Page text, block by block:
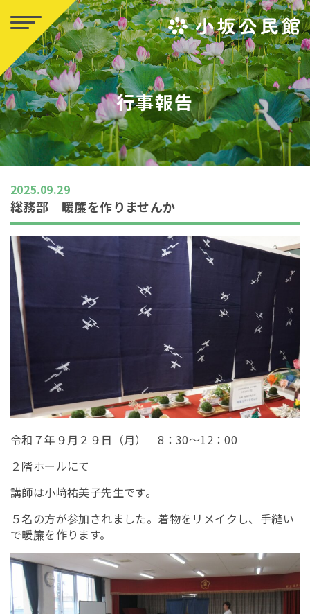
行事報告
2025.09.29
総務部 暖簾を作りませんか
令和７年９月２９日（月） 8：30～12：00
２階ホールにて
講師は小﨑祐美子先生です。
５名の方が参加されました。着物をリメイクし、手縫い
で暖簾を作ります。